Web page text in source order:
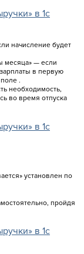
начисление будет
месяца» — если
в первую
.
необходимость,
во время отпуска
установлен по
пройдя